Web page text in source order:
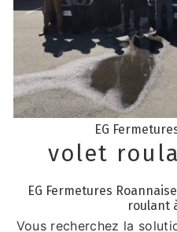
EG
volet
EG Fermetures
roulant
Vous recherchez la